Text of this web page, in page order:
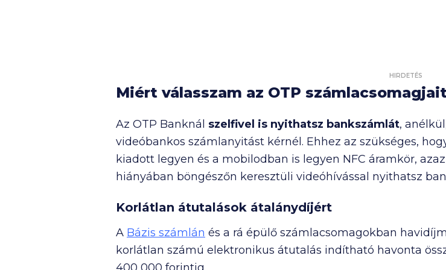
HIRDETÉS
Miért válasszam az OTP
Az OTP Banknál szelfivel is nyithatsz bankszámlát,
videóbankos számlanyitást kérnél. Ehhez az szükséges,
kiadott legyen és a mobilodban is legyen NFC áramkör,
hiányában böngészőn keresztüli videóhívással nyithatsz
Korlátlan átutalások átalánydíjért
A Bázis számlán és a rá épülő számlacsomagokban
korlátlan számú elektronikus átutalás indítható havonta